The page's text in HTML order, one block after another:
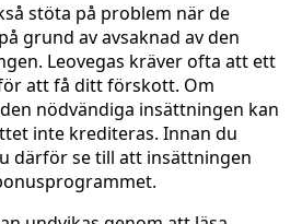
stöta på problem när de
grund av avsaknad av den
Leovegas kräver ofta att ett
att få ditt förskott. Om
nödvändiga insättningen kan
inte krediteras. Innan du
därför se till att insättningen